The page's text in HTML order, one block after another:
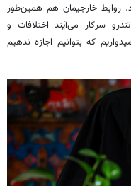
روابط خارجیمان هم همین‌طور
سرکار می‌آیند اختلافات و
که بتوانیم اجازه ندهیم